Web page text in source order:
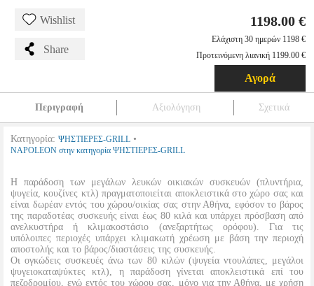
Wishlist
Share
1198.00 €
Ελάχιστη 30 ημερών 1198 €
Προτεινόμενη λιανική 1199.00 €
Αγορά
Περιγραφή Αξιολόγηση Σχετικά
Κατηγορία: ΨΗΣΤΙΕΡΕΣ-GRILL •
NAPOLEON στην κατηγορία ΨΗΣΤΙΕΡΕΣ-GRILL
Η παράδοση των μεγάλων λευκών οικιακών συσκευών (πλυντήρια,
ψυγεία, κουζίνες κτλ) πραγματοποιείται αποκλειστικά στο χώρο σας και
είναι δωρέαν εντός του χώρου/οικίας σας στην Αθήνα, εφόσον το βάρος
της παραδοτέας συσκευής είναι έως 80 κιλά και υπάρχει πρόσβαση από
ανελκυστήρα ή κλιμακοστάσιο (ανεξαρτήτως ορόφου). Για τις
υπόλοιπες περιοχές υπάρχει κλιμακωτή χρέωση με βάση την περιοχή
αποστολής και το βάρος/διαστάσεις της συσκευής.
Οι ογκώδεις συσκευές άνω των 80 κιλών (ψυγεία ντουλάπες, μεγάλοι
ψυγειοκαταψύκτες κτλ), η παράδοση γίνεται αποκλειστικά επί του
πεζοδρομίου, ενώ εντός του χώρου σας, μόνο για την Αθήνα, με χρήση